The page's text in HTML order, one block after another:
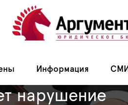
Информация
нарушение